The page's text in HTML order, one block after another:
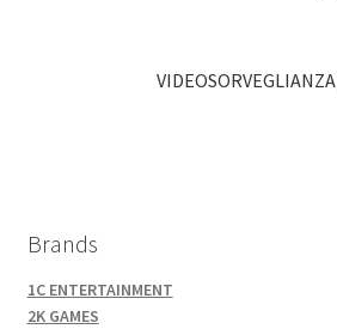
VIDEOSORVEGLIANZA
Brands
1C ENTERTAINMENT
2K GAMES